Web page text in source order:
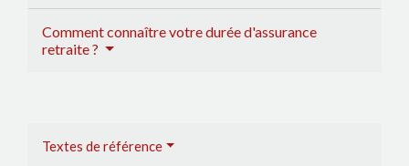
Comment connaître votre durée d'assurance
retraite ?
Textes de référence